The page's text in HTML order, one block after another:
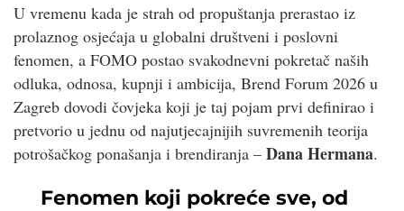
U vremenu kada je strah od propuštanja prerastao iz
prolaznog osjećaja u globalni društveni i poslovni
fenomen, a FOMO postao svakodnevni pokretač naših
odluka, odnosa, kupnji i ambicija, Brend Forum 2026 u
Zagreb dovodi čovjeka koji je taj pojam prvi definirao i
pretvorio u jednu od najutjecajnijih suvremenih teorija
potrošačkog ponašanja i brendiranja – Dana Hermana.
Fenomen koji pokreće sve, od